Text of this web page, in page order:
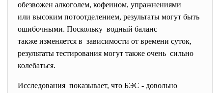
обезвожен алкоголем, кофеином, упражнениями
или высоким потоотделением, результаты могут быть
ошибочными. Поскольку водный баланс
также изменяется в зависимости от времени суток,
результаты тестирования могут также очень сильно
колебаться.
Исследования показывает, что БЭС - довольно